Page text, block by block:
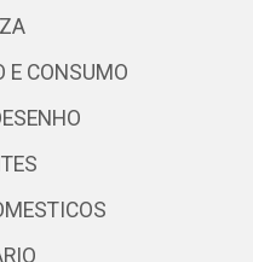
E CONSUMO